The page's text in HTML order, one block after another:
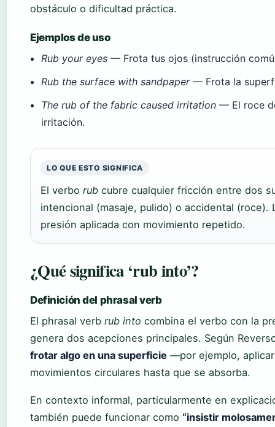
obstáculo o dificultad práctica.
Ejemplos de uso
Rub your eyes — Frota tus ojos (instrucción
Rub the surface with sandpaper— Frota la
The rub of the fabric caused irritation — El roce
irritación.
LO QUE ESTO SIGNIFICA
El verbo rub cubre cualquier fricción entre dos
intencional (masaje, pulido) o accidental (roce).
presión aplicada con movimiento repetido.
¿Qué significa ‘rub into’?
Definición del phrasal verb
El phrasal verb rub into combina el verbo con la
genera dos acepciones principales. Según
frotar algo en una superficie —por ejemplo,
movimientos circulares hasta que se absorba.
En contexto informal, particularmente en
también puede funcionar como “insistir